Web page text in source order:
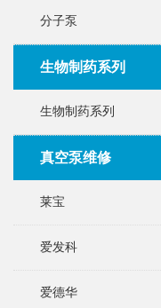
分子泵
生物制药系列
生物制药系列
真空泵维修
莱宝
爱发科
爱德华